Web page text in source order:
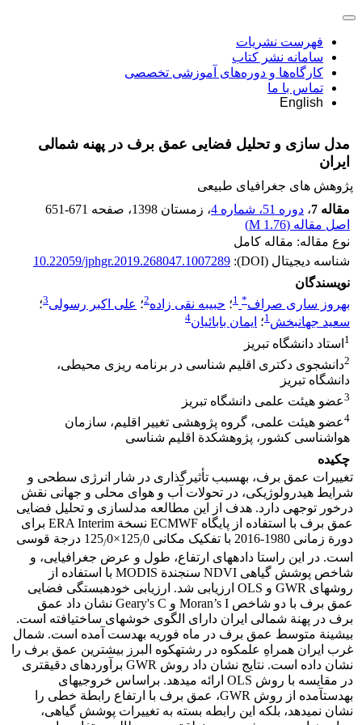
فهرست نشریات
سامانه نشر کتاب
کارگاه‌ها و دوره‌های آموزشی تخصصی
تماس با ما
English
مدل‏ سازی و تحلیل فضایی عمق برف در پهنه شمالی
ایران
پژوهش های جغرافیای طبیعی
مقاله 7
، دوره 51، شماره 4 ، زمستان 1398 ، صفحه 651-671
اصل مقاله (1.76 M
)
نوع مقاله: مقاله کامل
شناسه دیجیتال (DOI):
10.22059/jphgr.2019.268047.1007289
نویسندگان
بهروز ساری صراف*
1؛ حبیبه نقی زاده2؛ علی اکبر رسولی3؛
سعید جهانبخش1؛ ایمان بابائیان4
1 استاد دانشگاه تبریز
2دانشجوی دکتری اقلیم‏ شناسی در برنامه ‏ریزی محیطی،
دانشگاه تبریز
3عضو هیئت ‏علمی دانشگاه تبریز
4عضو هیئت‏ علمی، گروه پژوهشی تغییر اقلیم، سازمان
هواشناسی کشور، پژوهشکدة اقلیم ‏شناسی
چکیده
تغییرات عمق برف، به‏‏سبب تأثیرگذاری در شار انرژی سطحی و
شرایط هیدرولوژیکی، در تحولات آب و هوای محلی و جهانی نقش
درخور ‏توجهی دارد. هدف از این مطالعه مدل‏سازی و تحلیل فضایی
عمق برف با استفاده از پایگاه ECMWF نسخة ERA Interim برای
دورة زمانی 1980-2016 با تفکیک مکانی 125
/0×125
/
0 درجة قوسی
است. در این راستا داده‏های ارتفاع، طول و عرض جغرافیایی، و
شاخص پوشش گیاهی NDVI سنجندة MODIS با استفاده از
روش‏های GWR و OLS ارزیابی شد. ارزیابی خودهبستگی فضایی
عمق برف با دو شاخص Moran’s I و Geary's C نشان داد عمق
برف در پهنة شمالی ایران دارای الگوی خوشه‏ای ساخت‏یافته است.
بیشینة متوسط عمق برف در ماه فوریه به‏دست آمده است. شمال
غرب ایران همراهِ علم‏کوه در رشته‏کوه البرز بیشترین ‏عمق برف را
نشان داده‏ است. نتایج نشان داد روش GWR برآوردهای دقیق‏تری
در مقایسه با روش OLS ارائه می‏دهد. براساس خروجی‏های
به‏د‏ست‏آمده از روش GWR، عمق برف با ارتفاع رابطة خطی را
نشان نمی‏دهد، بلکه این رابطه بسته به تغییرات پوشش گیاهی،